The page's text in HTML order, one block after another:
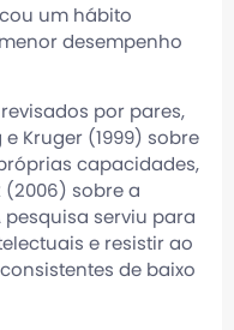
um hábito
desempenho
por pares,
Kruger (1999) sobre
capacidades,
(2006) sobre a
serviu para
e resistir ao
de baixo